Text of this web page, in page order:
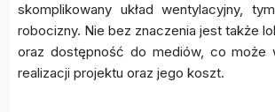
skomplikowany układ wentylacyjny,
robocizny. Nie bez znaczenia jest także
oraz dostępność do mediów, co może
realizacji projektu oraz jego koszt.